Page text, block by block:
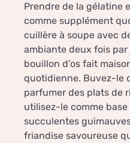
Prendre de la gélatine
comme supplément
cuillère à soupe avec
ambiante deux fois
bouillon d’os fait
quotidienne. Buvez-le
parfumer des plats de
utilisez-le comme base
succulentes
friandise savoureuse